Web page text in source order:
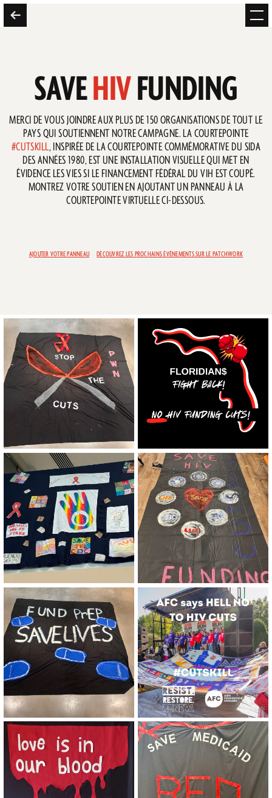
SAVEHIVFUNDING
MERCI DE VOUS JOINDRE AUX PLUS DE 150 ORGANISATIONS DE TOUT LE
PAYS QUI SOUTIENNENT NOTRE CAMPAGNE. LA COURTEPOINTE
#CUTSKILL, INSPIRÉE DE LA COURTEPOINTE COMMÉMORATIVE DU SIDA
DES ANNÉES 1980, EST UNE INSTALLATION VISUELLE QUI MET EN
ÉVIDENCE LES VIES SI LE FINANCEMENT FÉDÉRAL DU VIH EST COUPÉ.
MONTREZ VOTRE SOUTIEN EN AJOUTANT UN PANNEAU À LA
COURTEPOINTE VIRTUELLE CI-DESSOUS.
AJOUTER VOTRE PANNEAU DÉCOUVREZ LES PROCHAINS ÉVÉNEMENTS SUR LE PATCHWORK